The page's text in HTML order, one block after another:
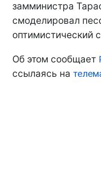
замминистра
смоделировал
оптимистический
Об этом сообщает
ссылаясь на